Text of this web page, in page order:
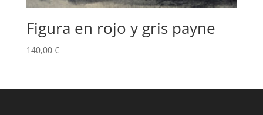
Figura en rojo y gris payne
140,00 €